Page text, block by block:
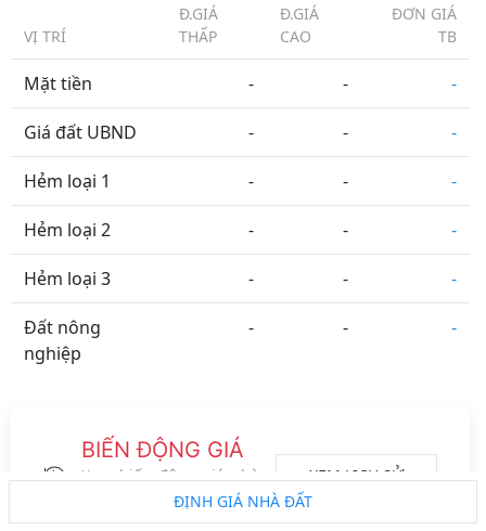
VỊ TRÍ
Đ.GIÁ
THẤP
Đ.GIÁ
CAO
ĐƠN GIÁ
TB
Mặt tiền - - -
Giá đất UBND - - -
Hẻm loại 1 - - -
Hẻm loại 2 - - -
Hẻm loại 3 - - -
Đất nông
nghiệp
- - -
BIẾN ĐỘNG GIÁ
Xem biến động giá nhà
đất của khu vực này
trong 2 năm gần nhất
XEM LỊCH SỬ
ĐỊNH GIÁ NHÀ ĐẤT
Metro ĐS CT Vành đai